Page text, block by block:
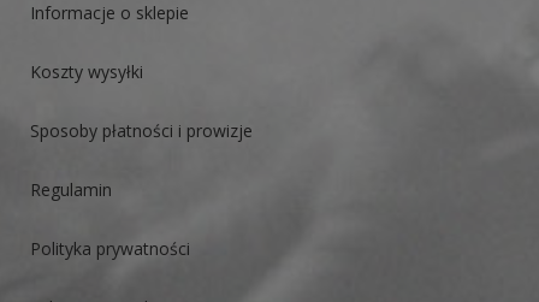
Informacje o sklepie
Koszty wysyłki
Sposoby płatności i prowizje
Regulamin
Polityka prywatności